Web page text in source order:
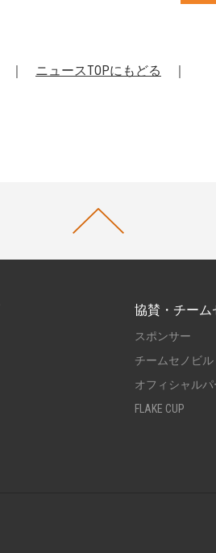
｜ ニュースTOPにもどる ｜
協賛・チーム
スポンサー
チームセノビル
オフィシャル
FLAKE CUP